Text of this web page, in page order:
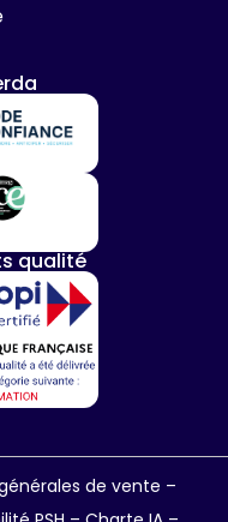
qualité
de vente –